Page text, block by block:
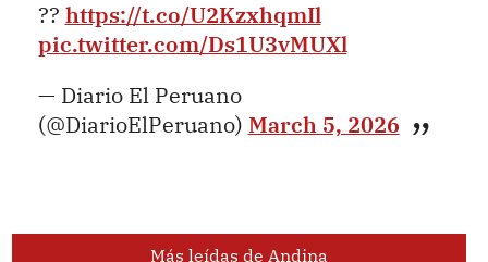
?? https://t.co/U2KzxhqmIl
pic.twitter.com/Ds1U3vMUXl
— Diario El Peruano
(@DiarioElPeruano) March 5, 2026
Más leídas de Andina